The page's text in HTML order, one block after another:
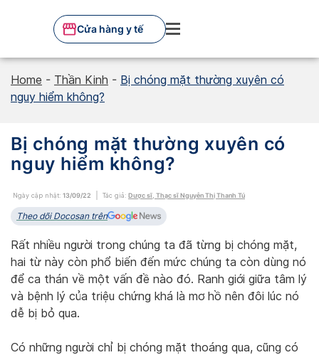
Cửa hàng y tế
Home - Thần Kinh - Bị chóng mặt thường xuyên có
nguy hiểm không?
Bị chóng mặt thường xuyên có
nguy hiểm không?
Ngày cập nhật: 13/09/22 Tác giả: Dược sĩ, Thạc sĩ Nguyễn Thị Thanh Tú
Theo dõi Docosan trên
Rất nhiều người trong chúng ta đã từng bị chóng mặt,
hai từ này còn phổ biến đến mức chúng ta còn dùng nó
để ca thán về một vấn đề nào đó. Ranh giới giữa tâm lý
và bệnh lý của triệu chứng khá là mơ hồ nên đôi lúc nó
dễ bị bỏ qua.
Có những người chỉ bị chóng mặt thoáng qua, cũng có